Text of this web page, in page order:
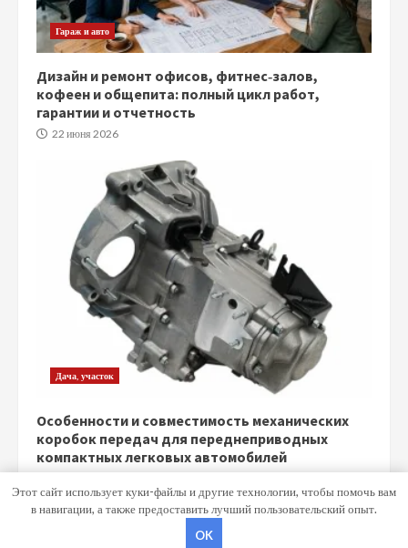
Гараж и авто
Дизайн и ремонт офисов, фитнес‑залов,
кофеен и общепита: полный цикл работ,
гарантии и отчетность
22 июня 2026
Дача, участок
Особенности и совместимость механических
коробок передач для переднеприводных
компактных легковых автомобилей
Copyright © Все права защищены.
Этот сайт использует куки-файлы и другие технологии, чтобы помочь вам
в навигации, а также предоставить лучший пользовательский опыт.
OK